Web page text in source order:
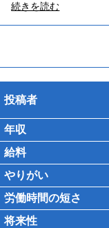
続きを読む
投稿者
年収
給料
やりがい
労働時間の短さ
将来性